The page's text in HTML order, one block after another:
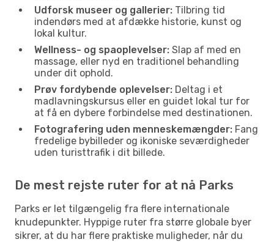
Udforsk museer og gallerier: Tilbring tid
indendørs med at afdække historie, kunst og
lokal kultur.
Wellness- og spaoplevelser: Slap af med en
massage, eller nyd en traditionel behandling
under dit ophold.
Prøv fordybende oplevelser: Deltag i et
madlavningskursus eller en guidet lokal tur for
at få en dybere forbindelse med destinationen.
Fotografering uden menneskemængder: Fang
fredelige bybilleder og ikoniske seværdigheder
uden turisttrafik i dit billede.
De mest rejste ruter for at nå Parks
Parks er let tilgængelig fra flere internationale
knudepunkter. Hyppige ruter fra større globale byer
sikrer, at du har flere praktiske muligheder, når du